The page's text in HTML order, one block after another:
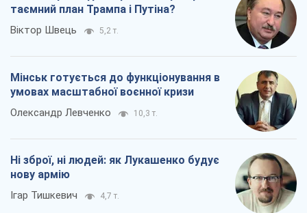
таємний план Трампа і Путіна?
Віктор Швець 5,2 т.
Мінськ готується до функціонування в
умовах масштабної воєнної кризи
Олександр Левченко 10,3 т.
Ні зброї, ні людей: як Лукашенко будує
нову армію
Ігар Тишкевич 4,7 т.